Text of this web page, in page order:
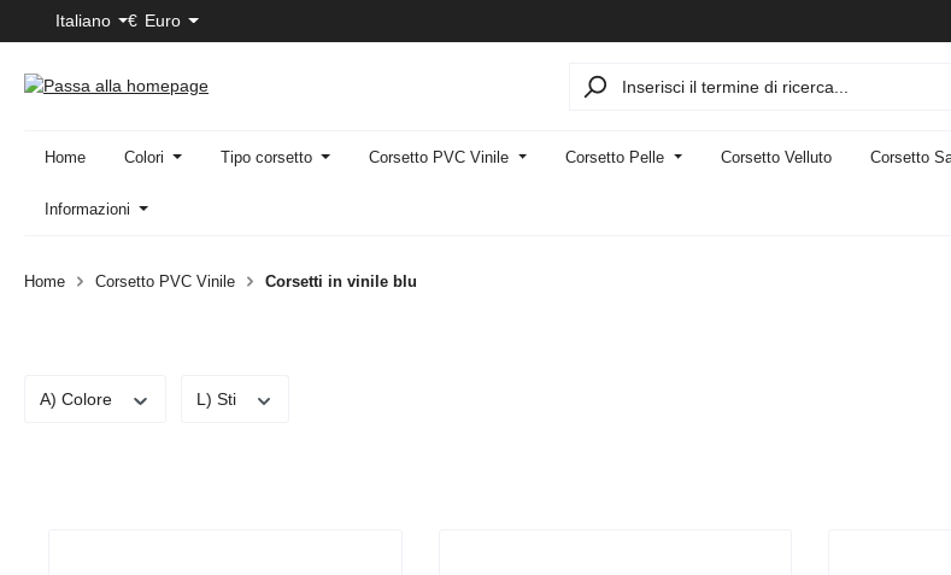
al contenuto principale
Salta alla ricerca
Passa alla navigazione principale
Italiano € Euro
Home Colori Tipo corsetto Corsetto PVC Vinile Corsetto Pelle Corsetto Velluto Corsetto
Informazioni
Home Corsetto PVC Vinile Corsetti in vinile blu
A) Colore L) Sti